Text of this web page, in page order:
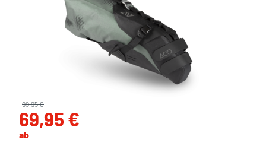
ab
69,95 €
99,95 €